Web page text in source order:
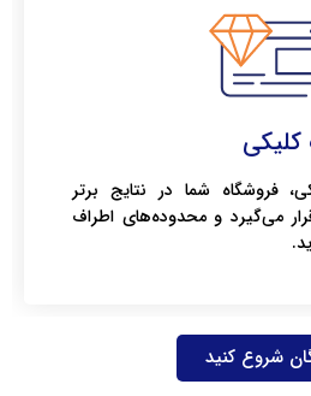
فروشگاه شما در نتایج برتر
می‌گیرد و محدوده‌های اطراف
شروع کنید